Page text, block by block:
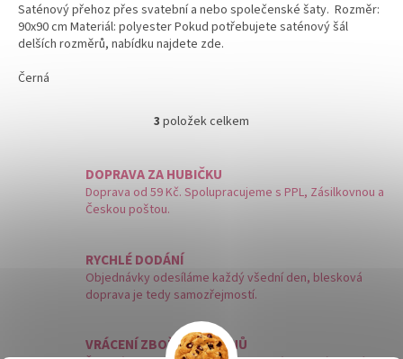
Saténový přehoz přes svatební a nebo společenské šaty. Rozměr:
90x90 cm Materiál: polyester Pokud potřebujete saténový šál
delších rozměrů, nabídku najdete zde.
Černá
O
l
á
d
r
v
k
y
v
3 položek celkem
DOPRAVA ZA HUBIČKU
Doprava od 59 Kč. Spolupracujeme s PPL, Zásilkovnou a
Českou poštou.
RYCHLÉ DODÁNÍ
Objednávky odesíláme každý všední den, blesková
doprava je tedy samozřejmostí.
VRÁCENÍ ZBOŽÍ DO 14 DNŮ